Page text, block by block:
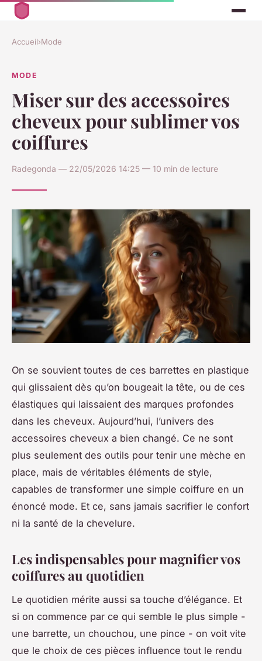
Accueil›Mode
MODE
Miser sur des accessoires
cheveux pour sublimer vos
coiffures
Radegonda — 22/05/2026 14:25 — 10 min de lecture
On se souvient toutes de ces barrettes en plastique
qui glissaient dès qu’on bougeait la tête, ou de ces
élastiques qui laissaient des marques profondes
dans les cheveux. Aujourd’hui, l’univers des
accessoires cheveux a bien changé. Ce ne sont
plus seulement des outils pour tenir une mèche en
place, mais de véritables éléments de style,
capables de transformer une simple coiffure en un
énoncé mode. Et ce, sans jamais sacrifier le confort
ni la santé de la chevelure.
Les indispensables pour magnifier vos
coiffures au quotidien
Le quotidien mérite aussi sa touche d’élégance. Et
si on commence par ce qui semble le plus simple -
une barrette, un chouchou, une pince - on voit vite
que le choix de ces pièces influence tout le rendu